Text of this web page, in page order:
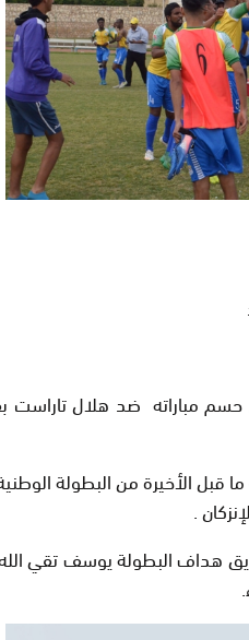
مباراته ضد هلال تاراست
ما قبل الأخيرة من البطولة
.